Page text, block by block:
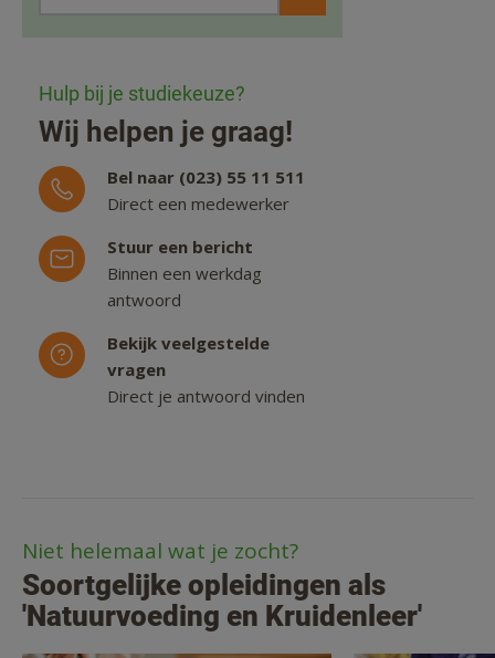
Hulp bij je studiekeuze?
Wij helpen je graag!
Bel naar (023) 55 11 511
Direct een medewerker
Stuur een bericht
Binnen een werkdag
antwoord
Bekijk veelgestelde
vragen
Direct je antwoord vinden
Niet helemaal wat je zocht?
Soortgelijke opleidingen als
'Natuurvoeding en Kruidenleer'